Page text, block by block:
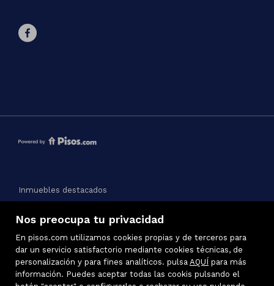
Nos preocupa tu privacidad
En pisos.com utilizamos cookies propias y de terceros para
dar un servicio satisfactorio mediante cookies técnicas, de
personalización y para fines analíticos. pulsa AQUÍ para más
información. Puedes aceptar todas las cookis pulsando el
Inmuebles destacados
Aviso legal
Favoritos
Política de cookies